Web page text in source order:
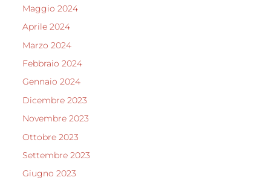
Maggio 2024
Aprile 2024
Marzo 2024
Febbraio 2024
Gennaio 2024
Dicembre 2023
Novembre 2023
Ottobre 2023
Settembre 2023
Giugno 2023